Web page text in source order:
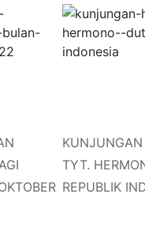
TYT.
REPUBLIK